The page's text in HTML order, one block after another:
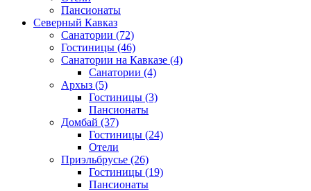
Пансионаты
Северный Кавказ
Санатории (72)
Гостиницы (46)
Санатории на Кавказе (4)
Санатории (4)
Архыз (5)
Гостиницы (3)
Пансионаты
Домбай (37)
Гостиницы (24)
Отели
Приэльбрусье (26)
Гостиницы (19)
Пансионаты